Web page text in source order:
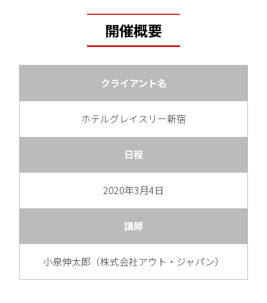
開催概要
クライアント名
ホテルグレイスリー新宿
日程
2020年3月4日
講師
小泉伸太郎（株式会社アウト・ジャパン）